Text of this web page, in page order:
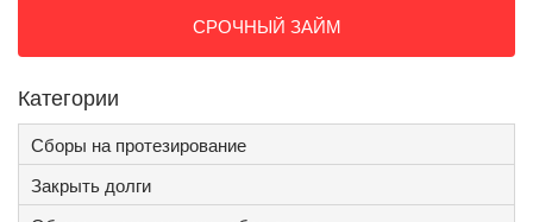
СРОЧНЫЙ ЗАЙМ
Категории
Сборы на протезирование
Закрыть долги